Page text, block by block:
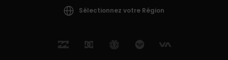
Sélectionnez votre Région